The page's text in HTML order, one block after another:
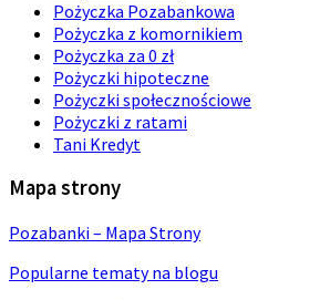
Pożyczka Pozabankowa
Pożyczka z komornikiem
Pożyczka za 0 zł
Pożyczki hipoteczne
Pożyczki społecznościowe
Pożyczki z ratami
Tani Kredyt
Mapa strony
Pozabanki – Mapa Strony
Popularne tematy na blogu